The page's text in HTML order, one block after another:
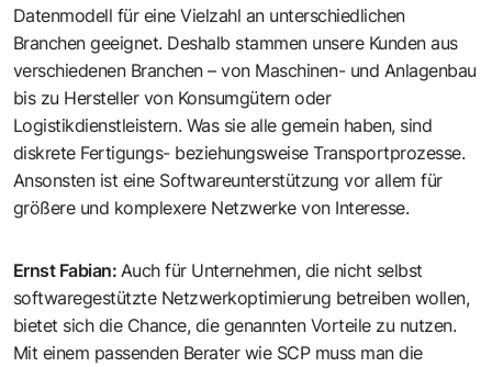
Datenmodell für eine Vielzahl an unterschiedlichen
Branchen geeignet. Deshalb stammen unsere Kunden aus
verschiedenen Branchen – von Maschinen- und Anlagenbau
bis zu Hersteller von Konsumgütern oder
Logistikdienstleistern. Was sie alle gemein haben, sind
diskrete Fertigungs- beziehungsweise Transportprozesse.
Ansonsten ist eine Softwareunterstützung vor allem für
größere und komplexere Netzwerke von Interesse.
Ernst Fabian: Auch für Unternehmen, die nicht selbst
softwaregestützte Netzwerkoptimierung betreiben wollen,
bietet sich die Chance, die genannten Vorteile zu nutzen.
Mit einem passenden Berater wie SCP muss man die